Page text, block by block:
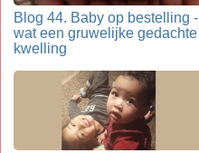
Blog 44. Baby op bestelling -
wat een gruwelijke gedachte
kwelling